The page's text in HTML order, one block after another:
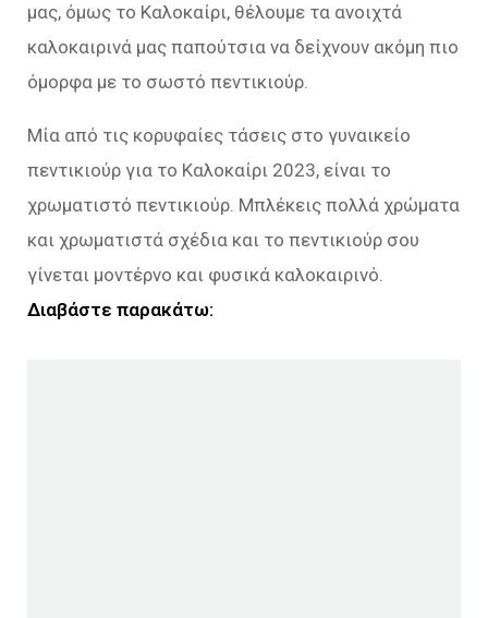
μας, όμως το Καλοκαίρι, θέλουμε τα ανοιχτά
καλοκαιρινά μας παπούτσια να δείχνουν ακόμη πιο
όμορφα με το σωστό πεντικιούρ.
Μία από τις κορυφαίες τάσεις στο γυναικείο
πεντικιούρ για το Καλοκαίρι 2023, είναι το
χρωματιστό πεντικιούρ. Μπλέκεις πολλά χρώματα
και χρωματιστά σχέδια και το πεντικιούρ σου
γίνεται μοντέρνο και φυσικά καλοκαιρινό.
Διαβάστε παρακάτω: